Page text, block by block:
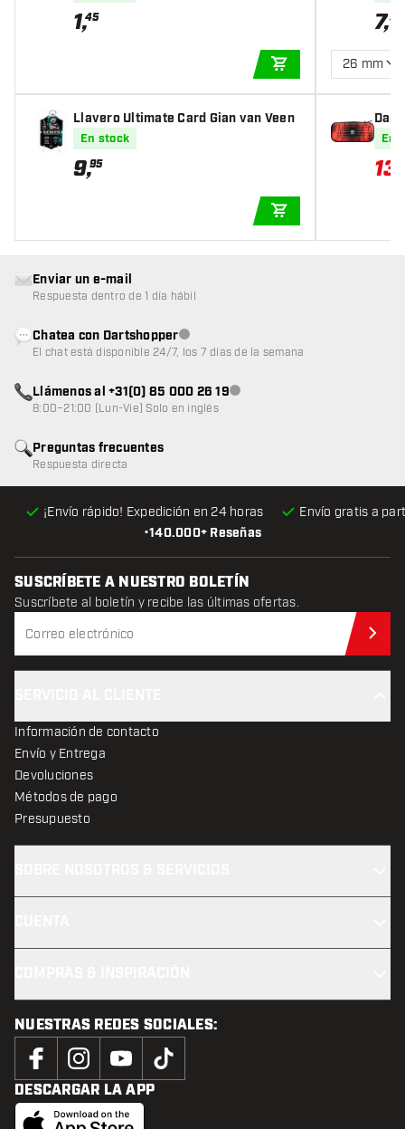
1,45
AÑADIR A LA
Llavero Ultimate Card Gian van Veen
En stock
9,95
7,95
26 mm
ing -
En
13
•140.000+ Reseñas
¡Envío rápido! Expedición en 24 horas Envío gratis a
Preguntas frecuentes
Respuesta directa
Enviar un e-mail
Respuesta dentro de 1 día hábil
Chatea con DartshopperAtención al cliente no disponible
El chat está disponible 24/7, los 7 días de la semana
Llámenos al +31(0) 85 000 26 19Atención al cliente no disponible
8:00–21:00 (Lun-Vie) Solo en inglés
SUSCRÍBETE A NUESTRO BOLETÍN
Suscríbete al boletín y recibe las últimas ofertas.
Información de contacto
Envío y Entrega
Devoluciones
Métodos de pago
Presupuesto
NUESTRAS REDES SOCIALES:
DESCARGAR LA APP